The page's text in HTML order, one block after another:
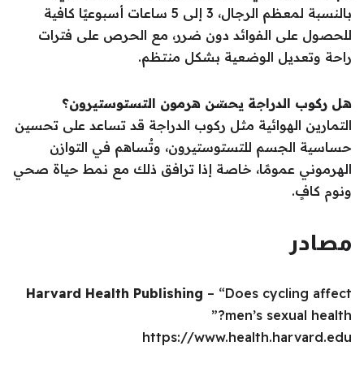
بالنسبة لمعظم الرجال، 3 إلى 5 ساعات أسبوعيًا كافية
للحصول على الفوائد دون ضرر، مع الحرص على فترات
راحة وتعديل الوضعية بشكل منتظم.
هل ركوب الدراجة يحسّن هرمون التستوستيرون؟
التمارين الهوائية مثل ركوب الدراجة قد تساعد على تحسين
حساسية الجسم للتستوستيرون، وتُساهم في التوازن
الهرموني عمومًا، خاصة إذا ترافق ذلك مع نمط حياة صحي
ونوم كافٍ.
مصادر
Harvard Health Publishing – “Does cycling affect
men’s sexual health?”
https://www.health.harvard.edu